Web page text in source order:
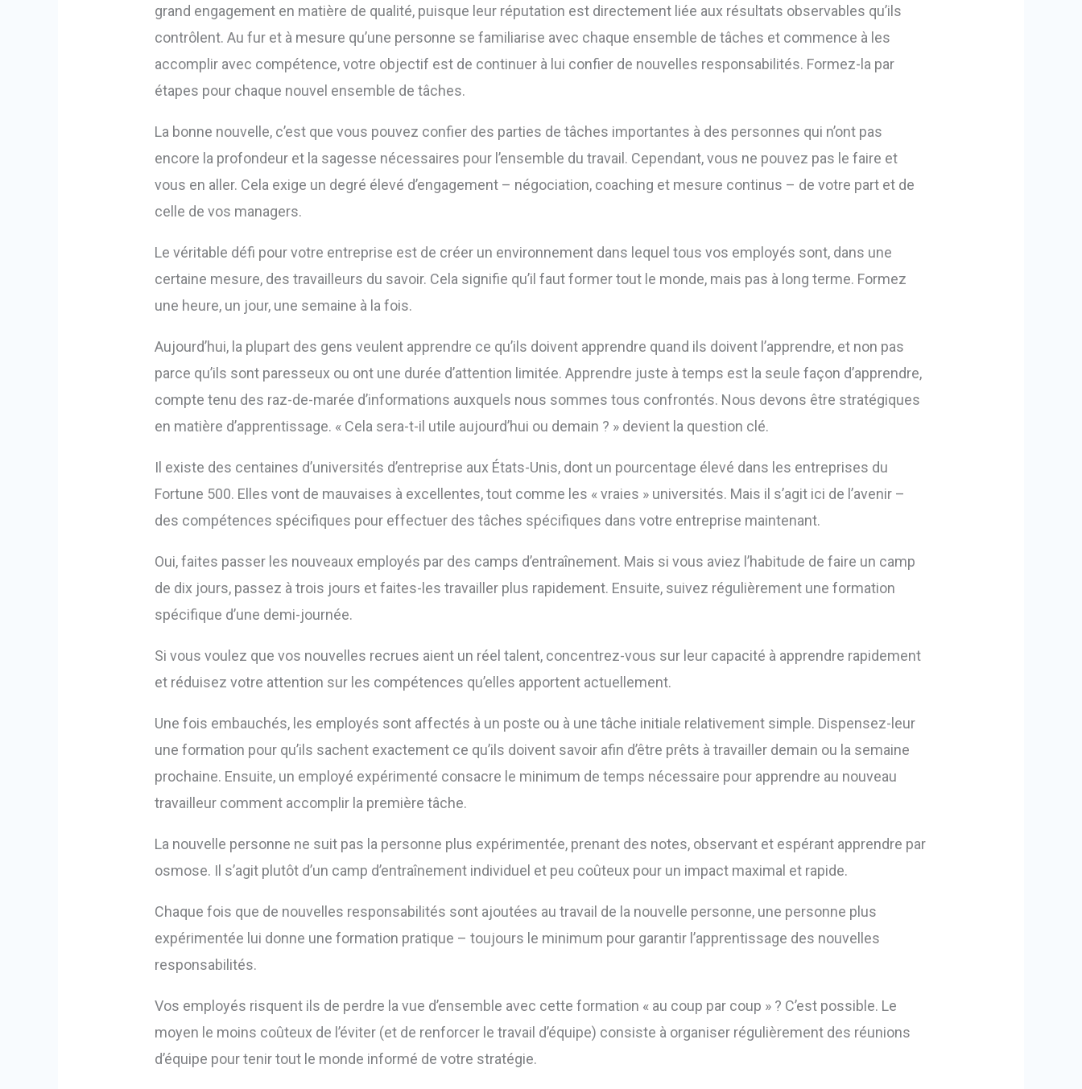
grand engagement en matière de qualité, puisque leur réputation est directement liée aux résultats observables qu’ils
contrôlent. Au fur et à mesure qu’une personne se familiarise avec chaque ensemble de tâches et commence à les
accomplir avec compétence, votre objectif est de continuer à lui confier de nouvelles responsabilités. Formez-la par
étapes pour chaque nouvel ensemble de tâches.
La bonne nouvelle, c’est que vous pouvez confier des parties de tâches importantes à des personnes qui n’ont pas
encore la profondeur et la sagesse nécessaires pour l’ensemble du travail. Cependant, vous ne pouvez pas le faire et
vous en aller. Cela exige un degré élevé d’engagement – négociation, coaching et mesure continus – de votre part et de
celle de vos managers.
Le véritable défi pour votre entreprise est de créer un environnement dans lequel tous vos employés sont, dans une
certaine mesure, des travailleurs du savoir. Cela signifie qu’il faut former tout le monde, mais pas à long terme. Formez
une heure, un jour, une semaine à la fois.
Aujourd’hui, la plupart des gens veulent apprendre ce qu’ils doivent apprendre quand ils doivent l’apprendre, et non pas
parce qu’ils sont paresseux ou ont une durée d’attention limitée. Apprendre juste à temps est la seule façon d’apprendre,
compte tenu des raz-de-marée d’informations auxquels nous sommes tous confrontés. Nous devons être stratégiques
en matière d’apprentissage. « Cela sera-t-il utile aujourd’hui ou demain ? » devient la question clé.
Il existe des centaines d’universités d’entreprise aux États-Unis, dont un pourcentage élevé dans les entreprises du
Fortune 500. Elles vont de mauvaises à excellentes, tout comme les « vraies » universités. Mais il s’agit ici de l’avenir –
des compétences spécifiques pour effectuer des tâches spécifiques dans votre entreprise maintenant.
Oui, faites passer les nouveaux employés par des camps d’entraînement. Mais si vous aviez l’habitude de faire un camp
de dix jours, passez à trois jours et faites-les travailler plus rapidement. Ensuite, suivez régulièrement une formation
spécifique d’une demi-journée.
Si vous voulez que vos nouvelles recrues aient un réel talent, concentrez-vous sur leur capacité à apprendre rapidement
et réduisez votre attention sur les compétences qu’elles apportent actuellement.
Une fois embauchés, les employés sont affectés à un poste ou à une tâche initiale relativement simple. Dispensez-leur
une formation pour qu’ils sachent exactement ce qu’ils doivent savoir afin d’être prêts à travailler demain ou la semaine
prochaine. Ensuite, un employé expérimenté consacre le minimum de temps nécessaire pour apprendre au nouveau
travailleur comment accomplir la première tâche.
La nouvelle personne ne suit pas la personne plus expérimentée, prenant des notes, observant et espérant apprendre par
osmose. Il s’agit plutôt d’un camp d’entraînement individuel et peu coûteux pour un impact maximal et rapide.
Chaque fois que de nouvelles responsabilités sont ajoutées au travail de la nouvelle personne, une personne plus
expérimentée lui donne une formation pratique – toujours le minimum pour garantir l’apprentissage des nouvelles
responsabilités.
Vos employés risquent ils de perdre la vue d’ensemble avec cette formation « au coup par coup » ? C’est possible. Le
moyen le moins coûteux de l’éviter (et de renforcer le travail d’équipe) consiste à organiser régulièrement des réunions
d’équipe pour tenir tout le monde informé de votre stratégie.